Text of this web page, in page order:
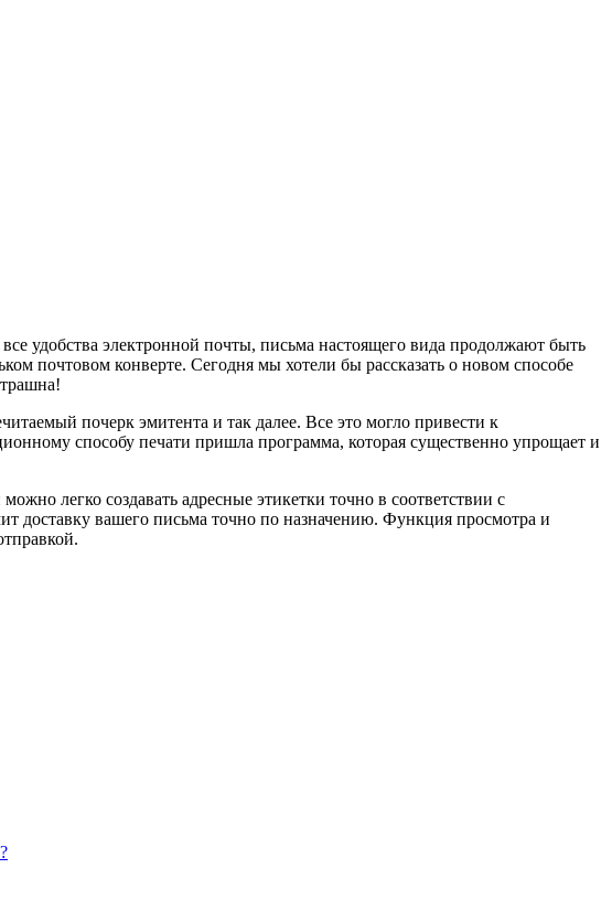
удобства электронной почты, письма настоящего вида продолжают быть
почтовом конверте. Сегодня мы хотели бы рассказать о новом способе
почерк эмитента и так далее. Все это могло привести к
способу печати пришла программа, которая существенно упрощает и
легко создавать адресные этикетки точно в соответствии с
доставку вашего письма точно по назначению. Функция просмотра и